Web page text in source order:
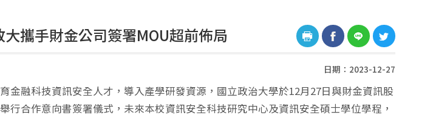
攜手財金公司簽署MOU超前佈局
日期：2023-12-27
金融科技資訊安全人才，導入產學研發資源，國立政治大學於12月27日與財金資訊股
行合作意向書簽署儀式，未來本校資訊安全科技研究中心及資訊安全碩士學位學程，